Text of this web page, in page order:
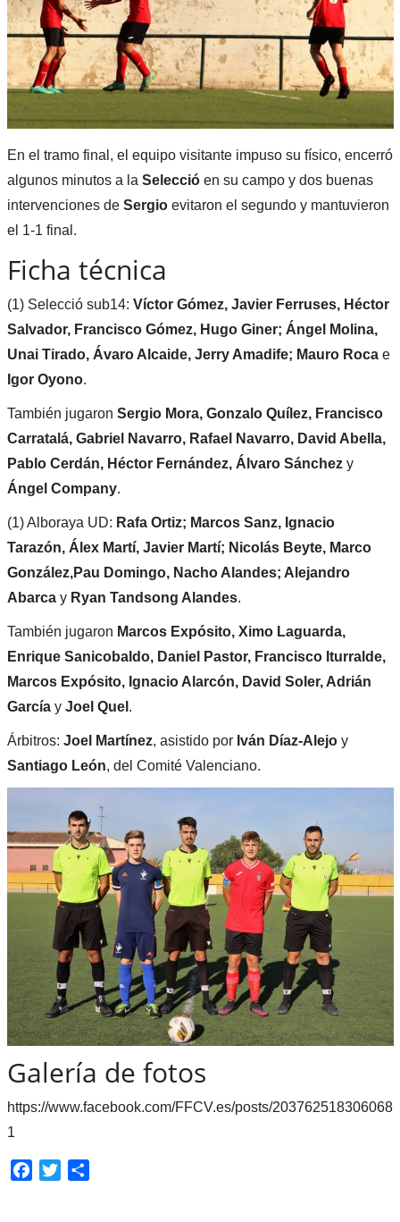
En el tramo final, el equipo visitante impuso su físico, encerró
algunos minutos a la Seleccióen su campo y dos buenas
intervenciones de Sergioevitaron el segundo y mantuvieron
el 1-1 final.
Ficha técnica
(1) Selecció sub14: Víctor Gómez, Javier Ferruses, Héctor
Salvador, Francisco Gómez, Hugo Giner; Ángel Molina,
Unai Tirado, Ávaro Alcaide, Jerry Amadife; Mauro Roca e
Igor Oyono.
También jugaron Sergio Mora, Gonzalo Quílez, Francisco
Carratalá, Gabriel Navarro, Rafael Navarro, David Abella,
Pablo Cerdán, Héctor Fernández, Álvaro Sánchez y
Ángel Company.
(1) Alboraya UD: Rafa Ortiz; Marcos Sanz, Ignacio
Tarazón, Álex Martí, Javier Martí; Nicolás Beyte, Marco
González,Pau Domingo, Nacho Alandes; Alejandro
AbarcayRyan Tandsong Alandes.
También jugaron Marcos Expósito, Ximo Laguarda,
Enrique Sanicobaldo, Daniel Pastor, Francisco Iturralde,
Marcos Expósito, Ignacio Alarcón, David Soler, Adrián
GarcíayJoel Quel .
Árbitros: Joel Martínez, asistido por Iván Díaz-Alejo y
Santiago León, del Comité Valenciano.
Galería de fotos
https://www.facebook.com/FFCV.es/posts/203762518306068
1
Facebook
Twitter